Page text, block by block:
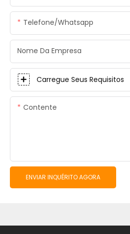
Telefone/whatsapp
Nome Da Empresa
Carregue Seus Requisitos
Contente
ENVIAR INQUÉRITO AGORA